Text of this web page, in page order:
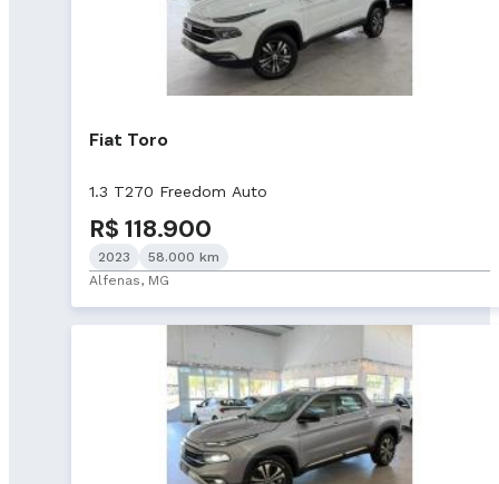
Fiat Toro
1.3 T270 Freedom Auto
R$ 118.900
2023
58.000 km
Alfenas, MG